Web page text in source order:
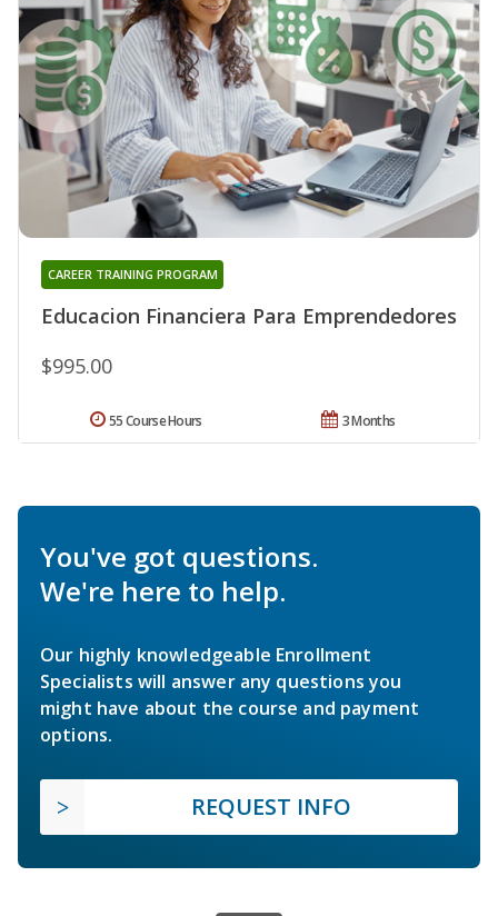
Educacion Financiera Para Emprendedores
CAREER TRAINING PROGRAM
$995.00
3 Months
55 Course Hours
You've got questions.
We're here to help.
Our highly knowledgeable Enrollment
Specialists will answer any questions you
might have about the course and payment
options.
REQUEST INFO